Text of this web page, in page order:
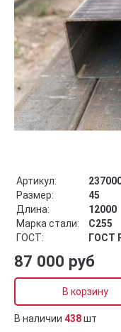
Артикул:
Размер:
45
Длина:
12000
Марка стали:
С255
ГОСТ:
ГОСТ
87 000 руб
В корзину
В наличии 438шт